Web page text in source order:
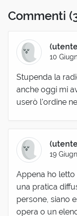
Commenti
10
Stupenda la
anche oggi mi
userò l'ordine
19
Appena ho letto
una pratica
persone, siano
opera o un